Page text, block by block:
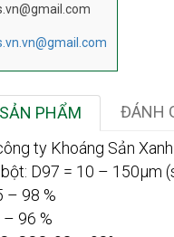
PHẨM
ĐÁNH
ty Khoáng Sản Xanh
D97 = 10 – 150µm
– 98 %
96 %